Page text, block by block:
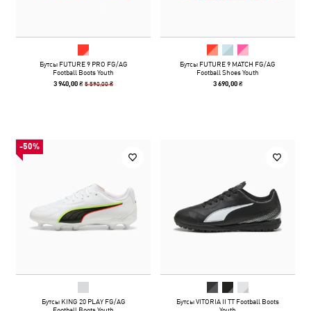
Бутсы FUTURE 9 PRO FG/AG
Football Boots Youth
3 940,00 ₴5 590,00 ₴
Бутсы FUTURE 9 MATCH FG/AG
Football Shoes Youth
3 690,00 ₴
-50%
Бутсы KING 20 PLAY FG/AG
Бутсы VITORIA II TT Football Boots